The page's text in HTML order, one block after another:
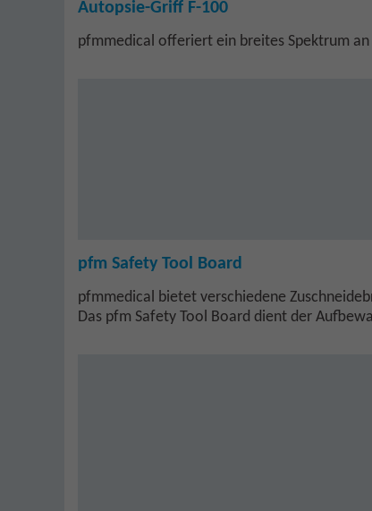
Autopsie-Griff F-100
pfmmedical offeriert ein breites Spektrum an
pfm Safety Tool Board
pfmmedical bietet verschiedene
Das pfm Safety Tool Board dient der